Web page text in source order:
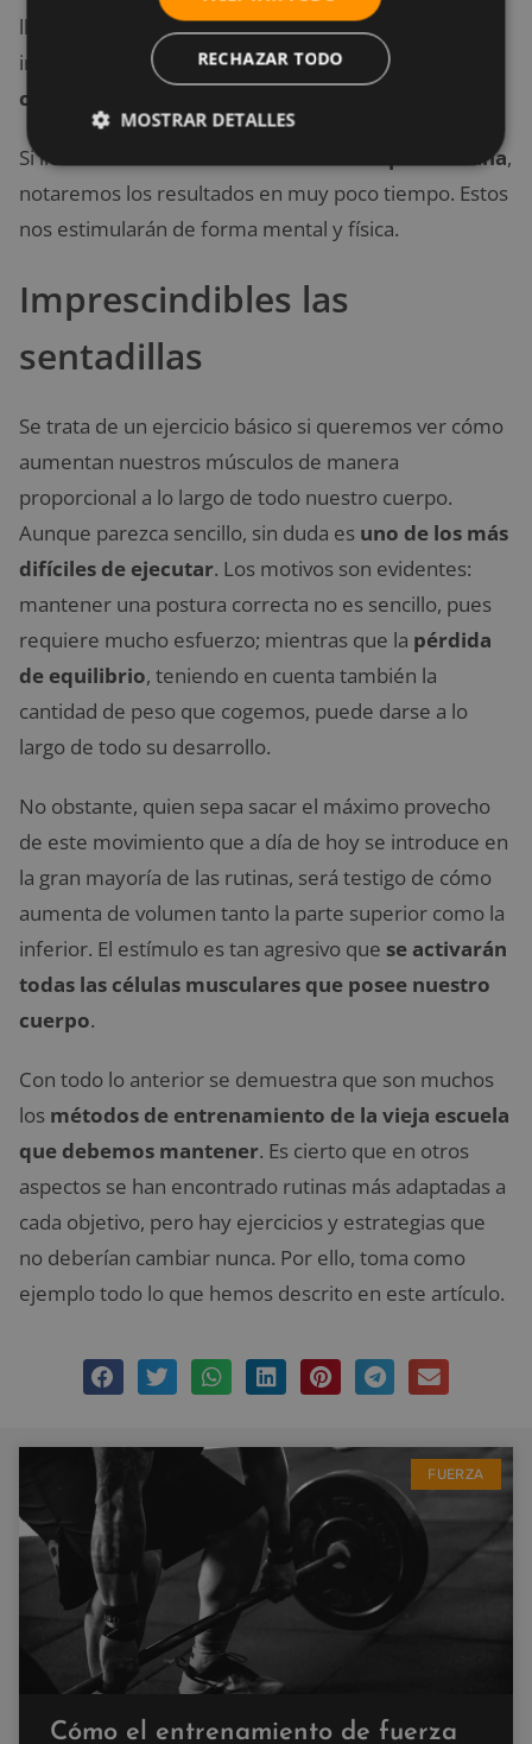
llegar al máximo, pasar a tres. Finalmente, es
importante
hacer el ejercicio con agarre
completo
Si llevamos a cabo esta tarea dos veces por semana,
notaremos los resultados en muy poco tiempo. Estos
nos estimularán de forma mental y física.
Imprescindibles las
sentadillas
Se trata de un ejercicio básico si queremos ver cómo
aumentan nuestros músculos de manera
proporcional a lo largo de todo nuestro cuerpo.
Aunque parezca sencillo, sin duda es uno de los más
difíciles de ejecutar. Los motivos son evidentes:
mantener una postura correcta no es sencillo, pues
requiere mucho esfuerzo; mientras que la pérdida
de equilibrio, teniendo en cuenta también la
cantidad de peso que cogemos, puede darse a lo
largo de todo su desarrollo.
No obstante, quien sepa sacar el máximo provecho
de este movimiento que a día de hoy se introduce en
la gran mayoría de las rutinas, será testigo de cómo
aumenta de volumen tanto la parte superior como la
inferior. El estímulo es tan agresivo que se activarán
todas las células musculares que posee nuestro
cuerpo.
Con todo lo anterior se demuestra que son muchos
los métodos de entrenamiento de la vieja escuela
que debemos mantener. Es cierto que en otros
aspectos se han encontrado rutinas más adaptadas a
cada objetivo, pero hay ejercicios y estrategias que
no deberían cambiar nunca. Por ello, toma como
ejemplo todo lo que hemos descrito en este artículo.
FUERZA
Cómo el entrenamiento de fuerza
RECHAZAR TODO
MOSTRAR DETALLES